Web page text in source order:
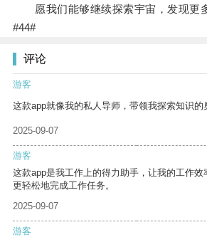
愿我们能够继续探索宇宙，发现更多
#44#
评论
游客
这款app就像我的私人导师，带领我探索知识的
2025-09-07
游客
这款app是我工作上的得力助手，让我的工作
更轻松地完成工作任务。
2025-09-07
游客